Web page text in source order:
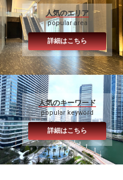
人気のエリア
popular area
詳細はこちら
人気のキーワード
popular keyword
詳細はこちら